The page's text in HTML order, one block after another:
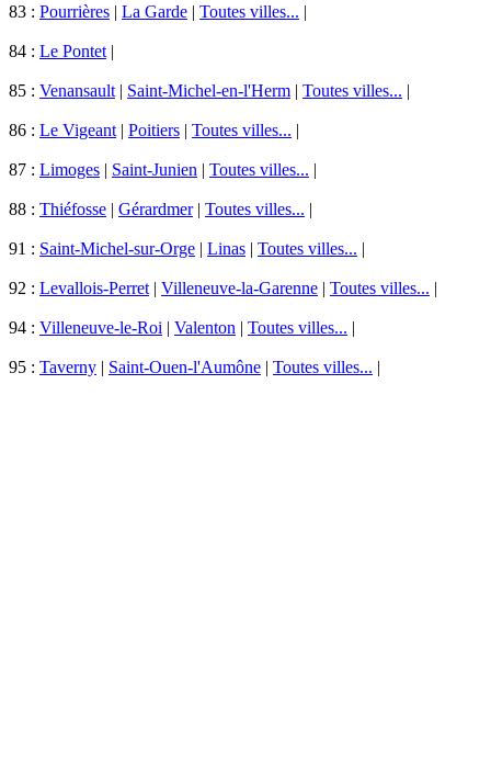
83 : Pourrières | La Garde | Toutes villes... |
84 : Le Pontet |
85 : Venansault | Saint-Michel-en-l'Herm | Toutes villes... |
86 : Le Vigeant | Poitiers | Toutes villes... |
87 : Limoges | Saint-Junien | Toutes villes... |
88 : Thiéfosse | Gérardmer| Toutes villes... |
91 : Saint-Michel-sur-Orge | Linas | Toutes villes... |
92 : Levallois-Perret | Villeneuve-la-Garenne | Toutes villes... |
94 : Villeneuve-le-Roi | Valenton | Toutes villes... |
95 : Taverny | Saint-Ouen-l'Aumône | Toutes villes... |